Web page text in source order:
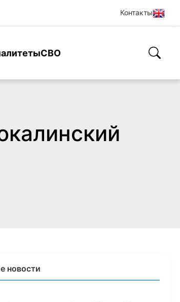
Контакты
СВО
новости